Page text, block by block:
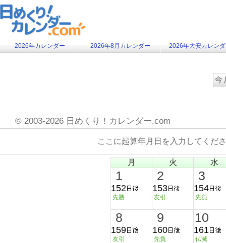
2026年カレンダー 2026年8月カレンダー 2026年大安カレン
© 2003-2026 日めくり！カレンダー.com
ここに起算年月日を入力してく
月 火 水
1
152
先勝
2
153
友引
3
154
先負
8
159
友引
9
160
先負
10
161
仏滅